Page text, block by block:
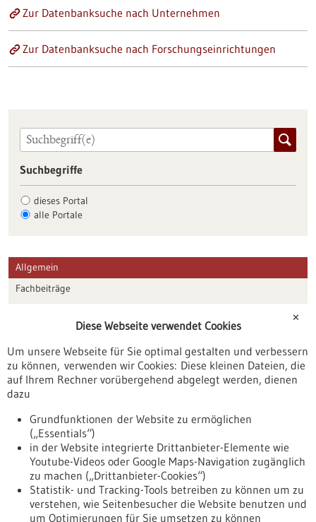
Zur Datenbanksuche nach Unternehmen
Zur Datenbanksuche nach Forschungseinrichtungen
Suchbegriffe
dieses Portal
alle Portale
Allgemein
Fachbeiträge
Veranstaltungen
Erscheinungsdatum
Nach oben
✕
Diese Webseite verwendet Cookies
Um unsere Webseite für Sie optimal gestalten und verbessern
zu können, verwenden wir Cookies: Diese kleinen Dateien, die
auf Ihrem Rechner vorübergehend abgelegt werden, dienen
dazu
Grundfunktionen der Website zu ermöglichen
(„Essentials“)
in der Website integrierte Drittanbieter-Elemente wie
Youtube-Videos oder Google Maps-Navigation zugänglich
zu machen („Drittanbieter-Cookies“)
Statistik- und Tracking-Tools betreiben zu können um zu
verstehen, wie Seitenbesucher die Website benutzen und
um Optimierungen für Sie umsetzen zu können